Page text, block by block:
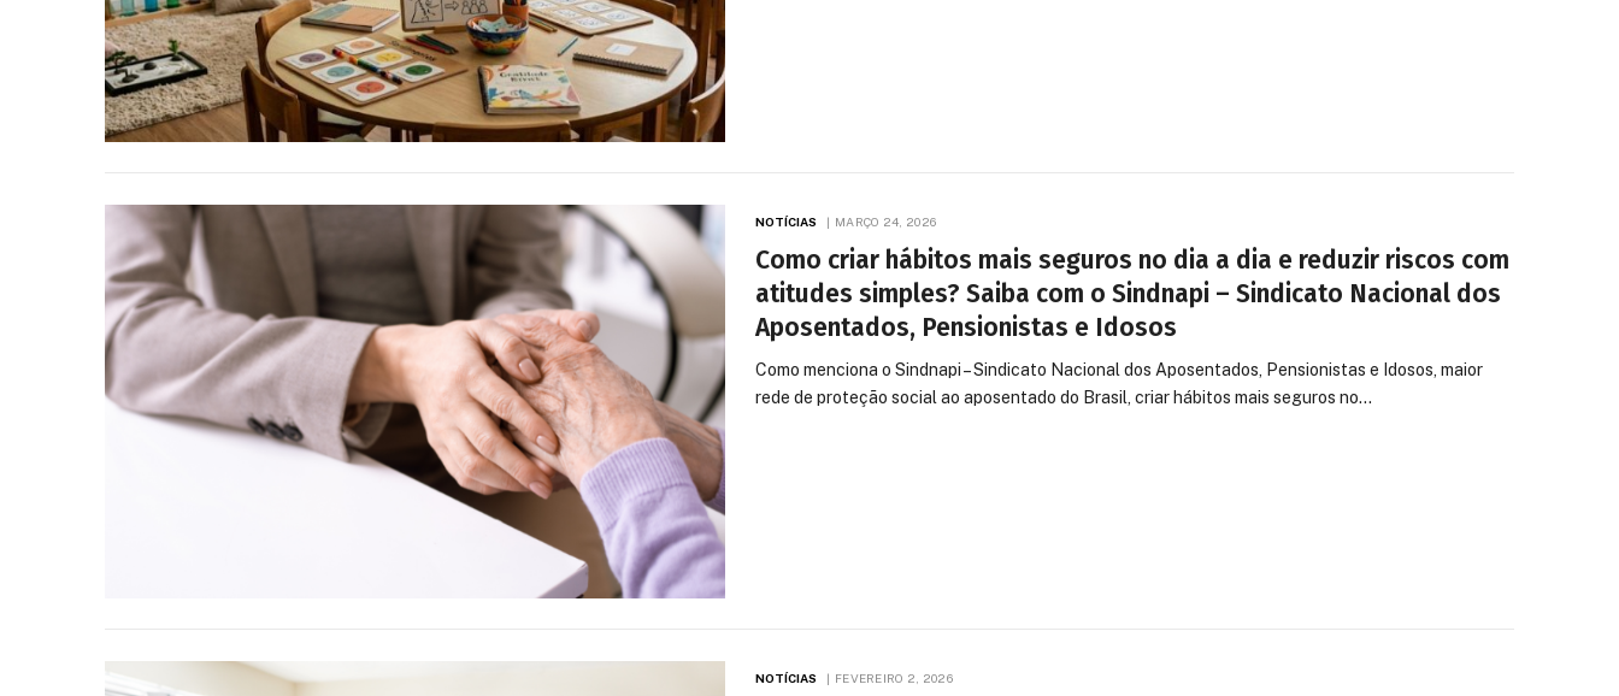
NOTÍCIAS MARÇO 24, 2026
Como criar hábitos mais seguros no dia a dia e reduzir riscos com
atitudes simples? Saiba com o Sindnapi – Sindicato Nacional dos
Aposentados, Pensionistas e Idosos
Como menciona o Sindnapi – Sindicato Nacional dos Aposentados, Pensionistas e Idosos, maior
rede de proteção social ao aposentado do Brasil, criar hábitos mais seguros no…
NOTÍCIAS FEVEREIRO 2, 2026